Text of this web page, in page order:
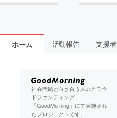
ホーム 活動報告 支援者
社会問題と向き合う人のクラウ
ドファンディング
「GoodMorning」にて実施され
たプロジェクトです。